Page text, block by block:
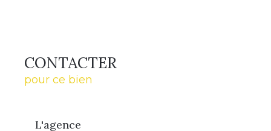
CONTACTER
pour ce bien
L'agence